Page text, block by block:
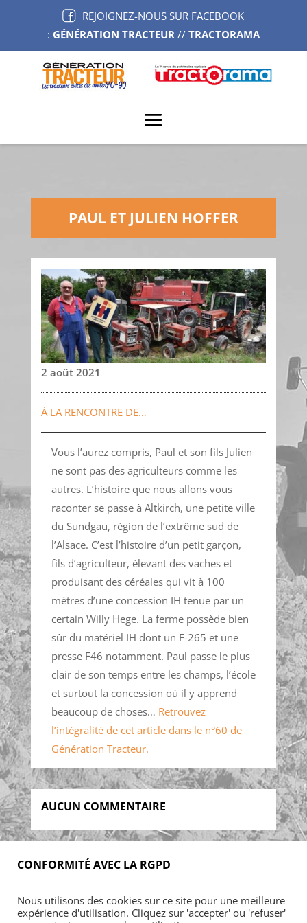
REJOIGNEZ-NOUS SUR FACEBOOK
: GÉNÉRATION TRACTEUR// TRACTORAMA
PAUL ET JULIEN HOFFER
2 août 2021
À LA RENCONTRE DE…
Vous l’aurez compris, Paul et son fils Julien
ne sont pas des agriculteurs comme les
autres. L’histoire que nous allons vous
raconter se passe à Altkirch, une petite ville
du Sundgau, région de l’extrême sud de
l’Alsace. C’est l’histoire d’un petit garçon,
fils d’agriculteur, élevant des vaches et
produisant des céréales qui vit à 100
mètres d’une concession IH tenue par un
certain Willy Hege. La ferme possède bien
sûr du matériel IH dont un F-265 et une
presse F46 notamment. Paul passe le plus
clair de son temps entre les champs, l’école
et surtout la concession où il y apprend
beaucoup de choses… Retrouvez
l’intégralité de cet article dans le n°60 de
Génération Tracteur.
AUCUN COMMENTAIRE
Foires & manifestations
Petites annonces
CONFORMITÉ AVEC LA RGPD
Nous utilisons des cookies sur ce site pour une meilleure
expérience d'utilisation. Cliquez sur 'accepter' ou 'refuser'